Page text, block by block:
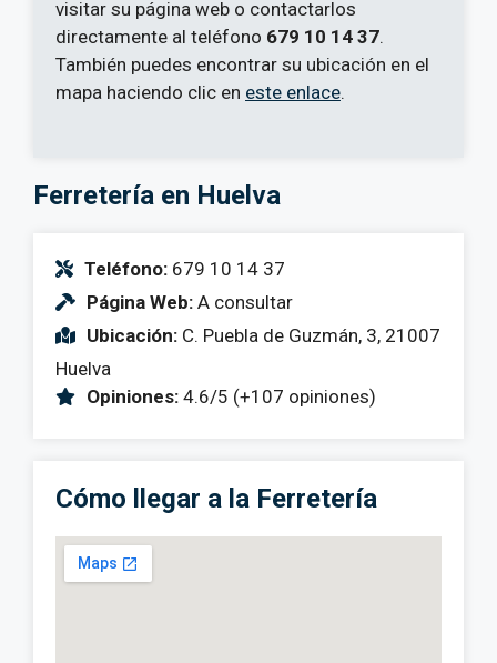
visitar su página web o contactarlos
directamente al teléfono 679 10 14 37.
También puedes encontrar su ubicación en el
mapa haciendo clic en este enlace.
Ferretería en Huelva
Teléfono: 679 10 14 37
Página Web: A consultar
Ubicación: C. Puebla de Guzmán, 3, 21007
Huelva
Opiniones: 4.6/5 (+107 opiniones)
Cómo llegar a la Ferretería